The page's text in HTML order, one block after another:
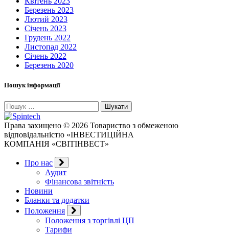
Березень 2023
Лютий 2023
Січень 2023
Грудень 2022
Листопад 2022
Січень 2022
Березень 2020
Пошук інформації
Пошук:
Права захищено © 2026 Товариство з обмеженою
відповідальністю «ІНВЕСТИЦІЙНА
КОМПАНІЯ «СВІТІНВЕСТ»
Про нас
Аудит
Фінансова звітність
Новини
Бланки та додатки
Положення
Положення з торгівлі ЦП
Тарифи